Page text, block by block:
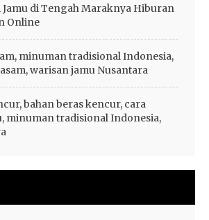
di Tengah Maraknya Hiburan
Online
minuman tradisional Indonesia,
warisan jamu Nusantara
bahan beras kencur, cara
minuman tradisional Indonesia,